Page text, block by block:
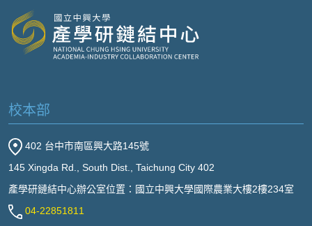
校本部
402 台中市南區興大路145號
145 Xingda Rd., South Dist., Taichung City 402
產學研鏈結中心辦公室位置：國立中興大學國際農業大樓2樓234室
04-22851811